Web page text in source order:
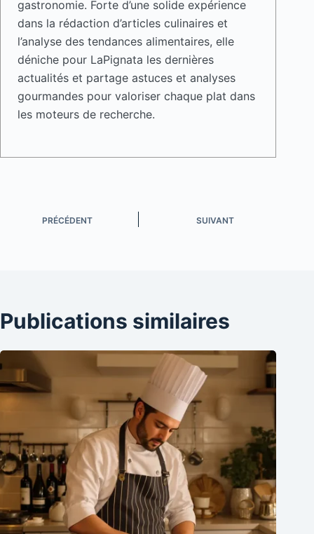
gastronomie. Forte d’une solide expérience
dans la rédaction d’articles culinaires et
l’analyse des tendances alimentaires, elle
déniche pour LaPignata les dernières
actualités et partage astuces et analyses
gourmandes pour valoriser chaque plat dans
les moteurs de recherche.
PRÉCÉDENT SUIVANT
Publications similaires